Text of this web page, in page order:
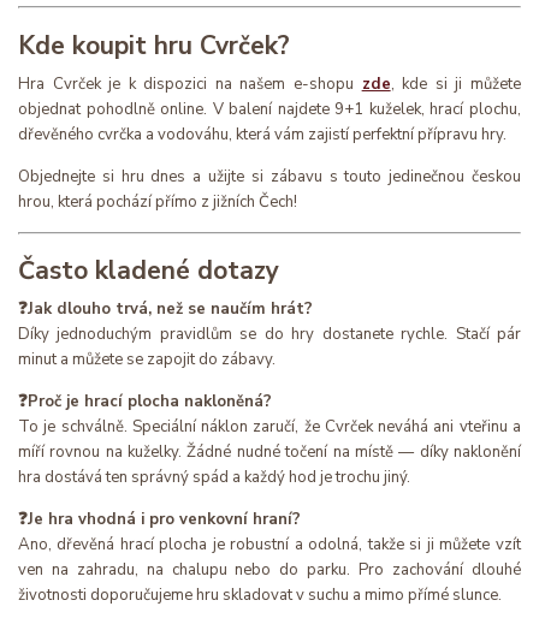
Kde koupit hru Cvrček?
Hra Cvrček je k dispozici na našem e-shopu zde, kde si ji můžete
objednat pohodlně online. V balení najdete 9+1 kuželek, hrací plochu,
dřevěného cvrčka a vodováhu, která vám zajistí perfektní přípravu hry.
Objednejte si hru dnes a užijte si zábavu s touto jedinečnou českou
hrou, která pochází přímo z jižních Čech!
Často kladené dotazy
❓Jak dlouho trvá, než se naučím hrát?
Díky jednoduchým pravidlům se do hry dostanete rychle. Stačí pár
minut a můžete se zapojit do zábavy.
❓Proč je hrací plocha nakloněná?
To je schválně. Speciální náklon zaručí, že Cvrček neváhá ani vteřinu a
míří rovnou na kuželky. Žádné nudné točení na místě — díky naklonění
hra dostává ten správný spád a každý hod je trochu jiný.
❓Je hra vhodná i pro venkovní hraní?
Ano, dřevěná hrací plocha je robustní a odolná, takže si ji můžete vzít
ven na zahradu, na chalupu nebo do parku. Pro zachování dlouhé
životnosti doporučujeme hru skladovat v suchu a mimo přímé slunce.